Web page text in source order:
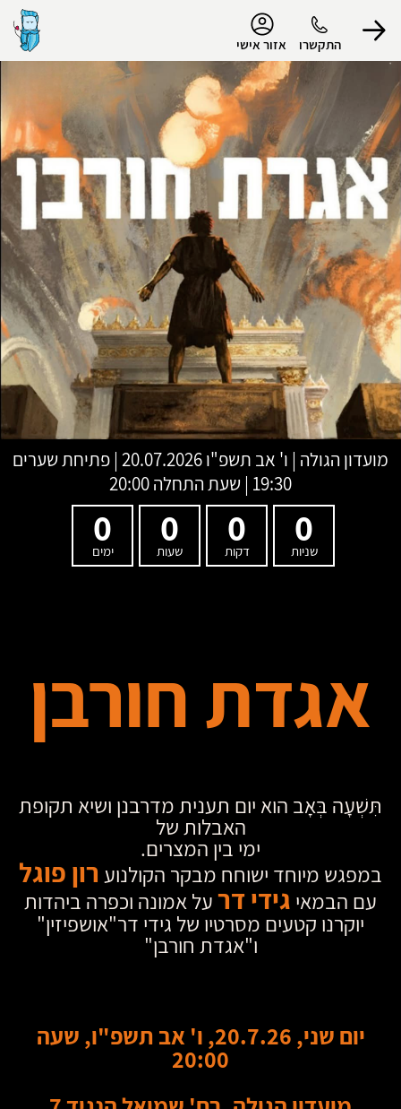
התקשרו אזור אישי
הפרופיל שלי
התנתק
מועדון הגולה | ו' אב תשפ"ו
20.07.2026 | פתיחת שערים
19:30 | שעת התחלה 20:00
0
שניות
0
דקות
0
שעות
0
ימים
אגדת חורבן
תִּשְׁעָה בְּאָב הוא יום תענית מדרבנן ושיא תקופת
האבלות של
ימי בין המצרים.
במפגש מיוחד ישוחח מבקר הקולנוע רון פוגל
עם הבמאי גידי דרעל אמונה וכפרה ביהדות
יוקרנו קטעים מסרטיו של גידי דר"אושפיזין"
ו"אגדת חורבן"
יום שני, 20.7.26, ו' אב תשפ"ו, שעה
20:00